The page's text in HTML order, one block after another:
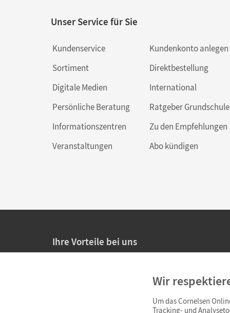
Unser Service für Sie
Kundenservice
Sortiment
Digitale Medien
Persönliche Beratung
Informationszentren
Veranstaltungen
Kundenkonto anlegen
Direktbestellung
International
Ratgeber Grundschule
Zu den Empfehlungen
Abo kündigen
Ihre Vorteile bei uns
Persönliche Angebote für Lehrkräfte
Sicheres Einkaufen mit SSL-Verschlüsselung
Wir
Um das Cornelsen
Tracking- und